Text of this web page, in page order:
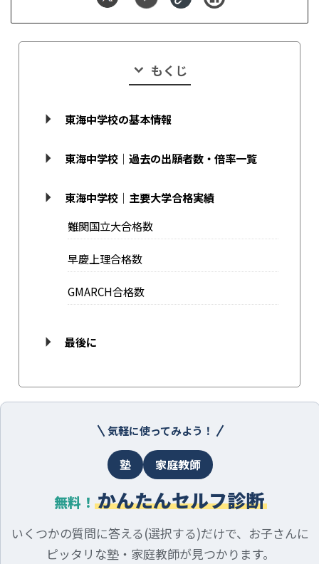
もくじ
東海中学校の基本情報
東海中学校｜過去の出願者数・倍率一覧
東海中学校｜主要大学合格実績
難関国立大合格数
早慶上理合格数
GMARCH合格数
最後に
気軽に使ってみよう！
塾 家庭教師
無料！ かんたんセルフ診断
いくつかの質問に答える(選択する)だけで、お子さんに
ピッタリな塾・家庭教師が見つかります。